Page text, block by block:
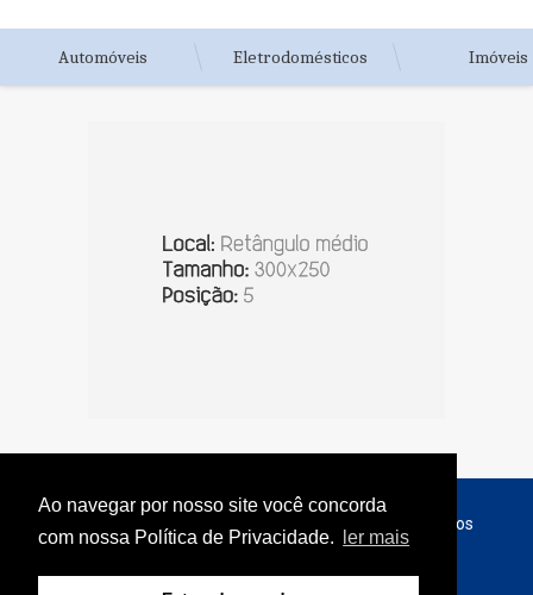
Ao navegar por nosso site você concorda
com nossa Política de Privacidade.
ler mais
Automóveis Eletrodomésticos Imóveis
© Copyright 2026 - Jornal do Interior - Todos os direitos
reservados